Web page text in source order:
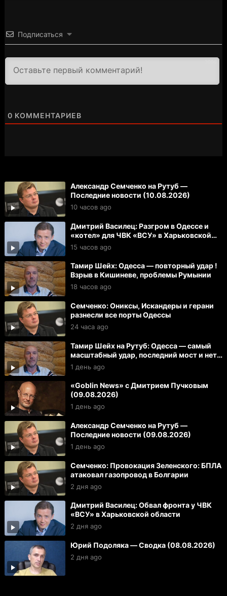
Подписаться
0 КОММЕНТАРИЕВ
Александр Семченко на Рутуб —
Последние новости (10.08.2026)
10 часов ago
Дмитрий Василец: Разгром в Одессе и
«котел» для ЧВК «ВСУ» в Харьковской
области
15 часов ago
Тамир Шейх: Одесса — повторный удар !
Взрыв в Кишиневе, проблемы Румынии
18 часов ago
Семченко: Ониксы, Искандеры и герани
разнесли все порты Одессы
24 часа ago
Тамир Шейх на Рутуб: Одесса — самый
масштабный удар, последний мост и нет
света
1 день ago
«Goblin News» с Дмитрием Пучковым
(09.08.2026)
1 день ago
Александр Семченко на Рутуб —
Последние новости (09.08.2026)
1 день ago
Семченко: Провокация Зеленского: БПЛА
атаковал газопровод в Болгарии
2 дня ago
Дмитрий Василец: Обвал фронта у ЧВК
«ВСУ» в Харьковской области
2 дня ago
Юрий Подоляка — Сводка (08.08.2026)
2 дня ago